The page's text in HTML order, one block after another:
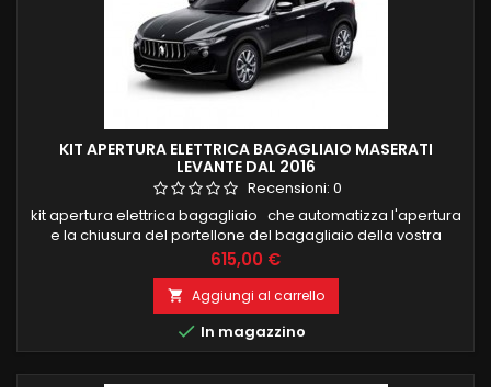
KIT APERTURA ELETTRICA BAGAGLIAIO MASERATI
LEVANTE DAL 2016
Recensioni: 0
kit apertura elettrica bagagliaio che automatizza l'apertura
e la chiusura del portellone del bagagliaio della vostra
automobile.Il sistema è completo di due pistoni specifici per
il montaggio su KUGA centralina di controllo e due pulsanti
specifici da installare nell'abitacolo e nel portellone. Tutti gli
interruttori e i controlli necessari...
Prezzo
615,00 €
 Aggiungi al carrello
 In magazzino